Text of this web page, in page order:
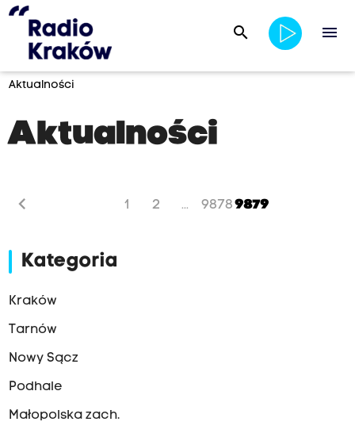
search menu
Aktualności
Aktualności
chevron_left 1 2 ... 9878 9879
Kategoria
Kraków
Tarnów
Nowy Sącz
Podhale
Małopolska zach.